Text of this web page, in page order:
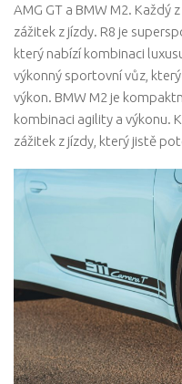
AMG GT a BMW M2. Každý
zážitek z jízdy. R8 je
který nabízí kombinaci
výkonný sportovní vůz,
výkon. BMW M2 je
kombinaci agility a výkonu.
zážitek z jízdy, který jistě